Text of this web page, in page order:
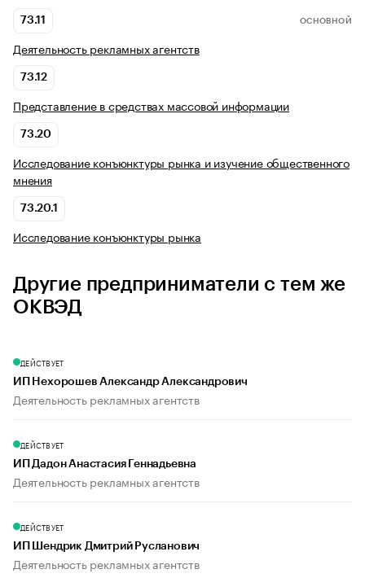
73.11 ОСНОВНОЙ
Деятельность рекламных агентств
73.12
Представление в средствах массовой информации
73.20
Исследование конъюнктуры рынка и изучение общественного
мнения
73.20.1
Исследование конъюнктуры рынка
Другие предприниматели с тем же
ОКВЭД
ДЕЙСТВУЕТ
ИП Нехорошев Александр Александрович
Деятельность рекламных агентств
ДЕЙСТВУЕТ
ИП Дадон Анастасия Геннадьевна
Деятельность рекламных агентств
ДЕЙСТВУЕТ
ИП Шендрик Дмитрий Русланович
Деятельность рекламных агентств